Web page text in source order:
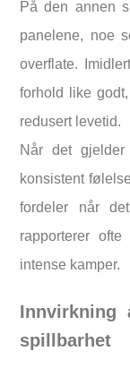
På den annen
panelene, noe
overflate.
forhold like
redusert levetid.
Når det
konsistent
fordeler når
rapporterer
intense kamper.
Innvirkning
spillbarhet